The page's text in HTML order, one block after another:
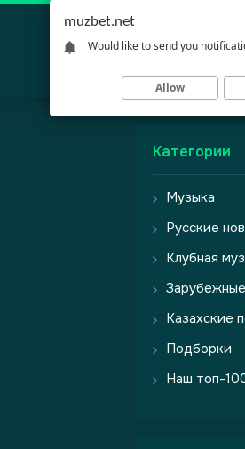
Категории
Музыка
Русские
Клубная
Казахские
Подборки
Наш топ-
muzbet.net
Would like to send you
Allow